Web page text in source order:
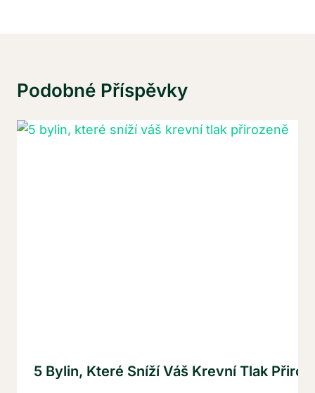
Podobné Příspěvky
5 Bylin, Které Sníží Váš Krevní Tlak